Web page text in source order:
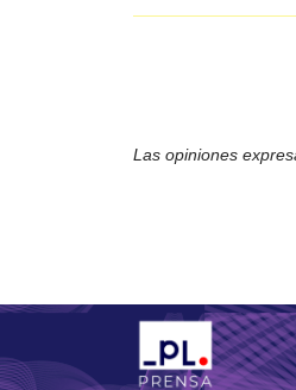
Las opiniones